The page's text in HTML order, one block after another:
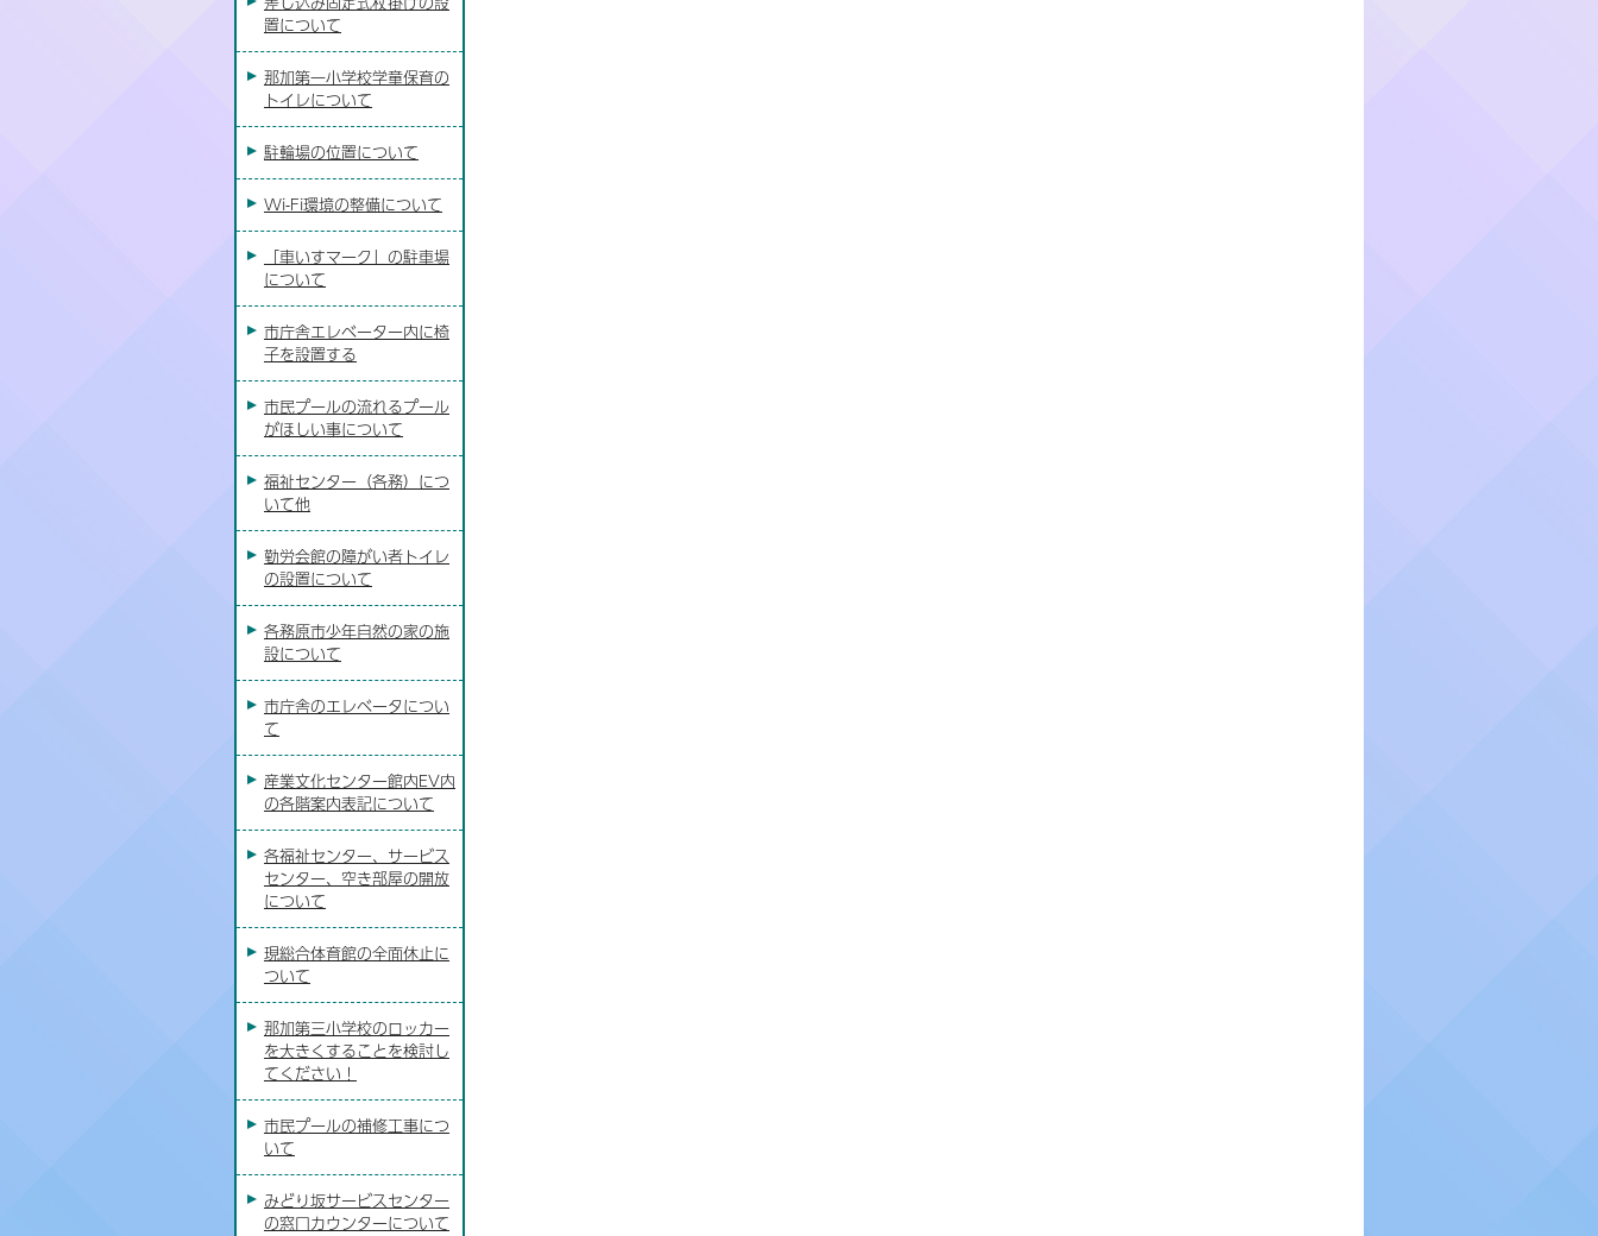
置について
那加第一小学校学童保育の
トイレについて
駐輪場の位置について
Wi-Fi環境の整備について
「車いすマーク」の駐車場
について
市庁舎エレベーター内に椅
子を設置する
市民プールの流れるプール
がほしい事について
福祉センター（各務）につ
いて他
勤労会館の障がい者トイレ
の設置について
各務原市少年自然の家の施
設について
市庁舎のエレベータについ
て
産業文化センター館内EV内
の各階案内表記について
各福祉センター、サービス
センター、空き部屋の開放
について
現総合体育館の全面休止に
ついて
那加第三小学校のロッカー
を大きくすることを検討し
てください！
市民プールの補修工事につ
いて
みどり坂サービスセンター
の窓口カウンターについて